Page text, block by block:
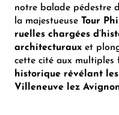
notre balade pédestre
la majestueuse Tour
ruelles chargées
architecturaux et
cette cité aux multiples
historique révélant
Villeneuve lez